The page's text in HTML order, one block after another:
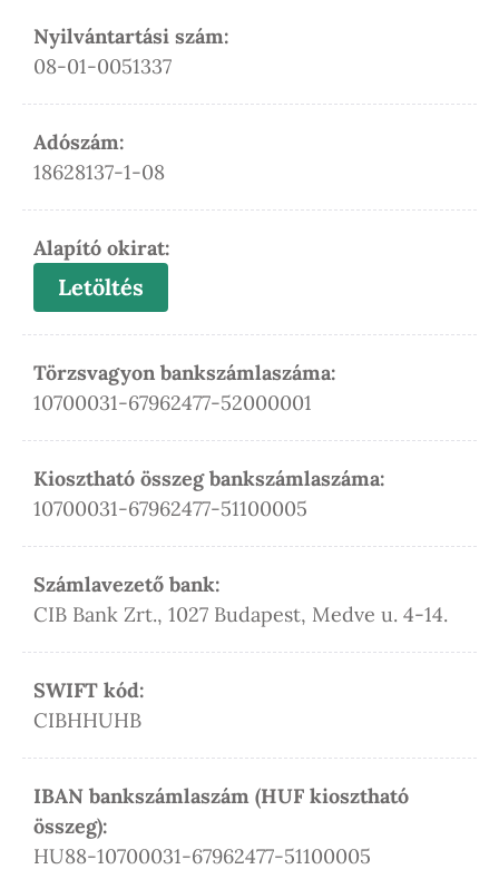
Nyilvántartási szám:
08-01-0051337
Adószám:
18628137-1-08
Alapító okirat:
Letöltés
Törzsvagyon bankszámlaszáma:
10700031-67962477-52000001
Kiosztható összeg bankszámlaszáma:
10700031-67962477-51100005
Számlavezető bank:
CIB Bank Zrt., 1027 Budapest, Medve u. 4-14.
SWIFT kód:
CIBHHUHB
IBAN bankszámlaszám (HUF kiosztható
összeg):
HU88-10700031-67962477-51100005